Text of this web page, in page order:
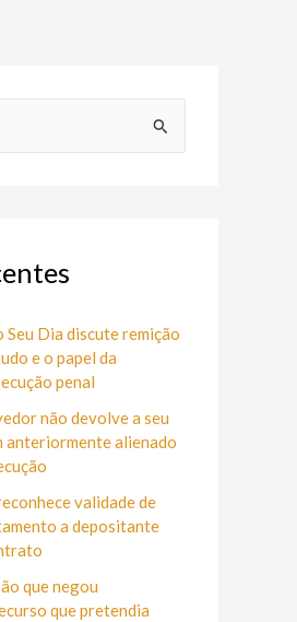
Seu Dia discute remição
e o papel da
penal
não devolve a seu
anteriormente alienado
validade de
a depositante
que negou
que pretendia